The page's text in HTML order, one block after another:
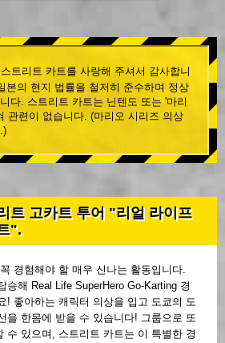
트리트 카트를 사랑해 주셔서 감사합니
본의 현지 법률을 철저히 준수하며 정상
다. 스트리트 카트는 닌텐도 또는 '마리
관련이 없습니다. (마리오 시리즈 의상
트 고카트 투어 "리얼 라이프
".
경험해야 할 매우 신나는 활동입니다.
승해 Real Life SuperHero Go-Karting 경
! 좋아하는 캐릭터 의상을 입고 도쿄의 도
을 한몸에 받을 수 있습니다! 그룹으로 또
수 있으며, 스트리트 카트는 이 특별한 경